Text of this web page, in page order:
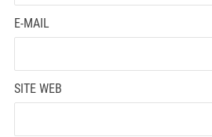
E-MAIL
SITE WEB